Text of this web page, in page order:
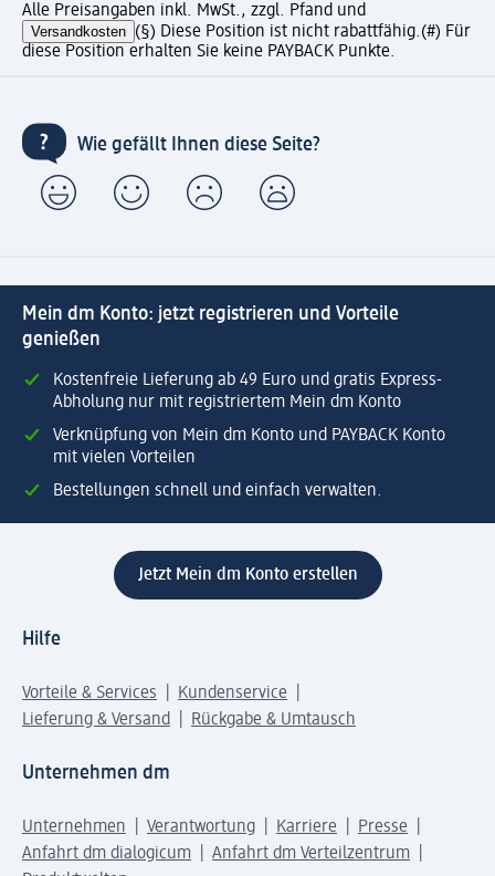
Alle Preisangaben inkl. MwSt., zzgl. Pfand und
Versandkosten (§) Diese Position ist nicht rabattfähig.(#) Für
diese Position erhalten Sie keine PAYBACK Punkte.
Wie gefällt Ihnen diese Seite?
Mein dm Konto: jetzt registrieren und Vorteile
genießen
Kostenfreie Lieferung ab 49 Euro und gratis Express-
Abholung nur mit registriertem Mein dm Konto
Verknüpfung von Mein dm Konto und PAYBACK Konto
mit vielen Vorteilen
Bestellungen schnell und einfach verwalten.
Jetzt Mein dm Konto erstellen
Hilfe
Vorteile & Services
Kundenservice
Lieferung & Versand
Rückgabe & Umtausch
Unternehmen dm
Unternehmen Verantwortung Karriere
Presse
Anfahrt dm dialogicum
Anfahrt dm Verteilzentrum